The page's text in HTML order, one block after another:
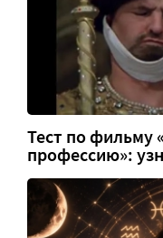
Тест по фильму
профессию»: